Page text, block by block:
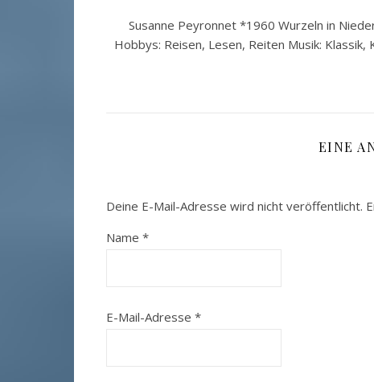
Susanne Peyronnet *1960 Wurzeln in
Hobbys: Reisen, Lesen, Reiten Musik: Klassik,
EINE
Deine E-Mail-Adresse wird nicht veröffentlicht.
Name *
E-Mail-Adresse *